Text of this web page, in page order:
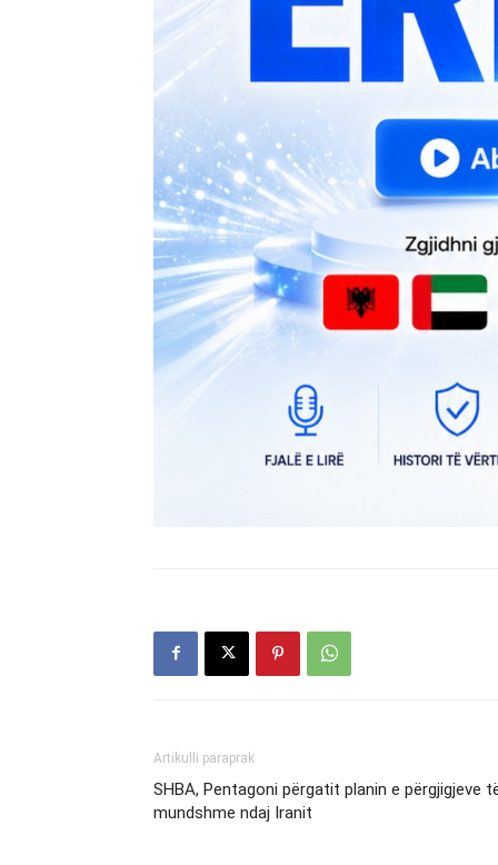
Artikulli paraprak
SHBA, Pentagoni përgatit planin e përgjigjeve
mundshme ndaj Iranit